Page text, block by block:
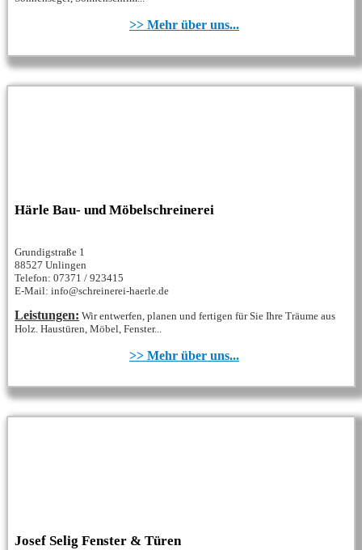
>> Mehr über uns...
Härle Bau- und Möbelschreinerei
Grundigstraße 1
88527 Unlingen
Telefon: 07371 / 923415
E-Mail: info@schreinerei-haerle.de
Leistungen: Wir entwerfen, planen und fertigen für Sie Ihre Träume aus
Holz. Haustüren, Möbel, Fenster...
>> Mehr über uns...
Josef Selig Fenster & Türen